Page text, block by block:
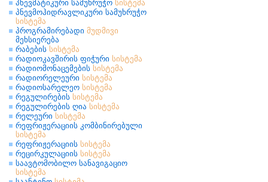
პნევმატიკური სამუხრუჭო სისტემა
პნევმოჰიდრავლიკური სამუხრუჭო
სისტემა
პროგრამირებადი მუდმივი
მეხსიერება
რაბების სისტემა
რადიოკავშირის ფიჭური სისტემა
რადიომონაცემების სისტემა
რადიორელეური სისტემა
რადიოსარელეო სისტემა
რეგულირების სისტემა
რეგულირების ღია სისტემა
რელეური სისტემა
რეფრიჟერაციის კომბინირებული
სისტემა
რეფრიჟერაციის სისტემა
რეცირკულაციის სისტემა
საავტომობილო სანავიგაციო
სისტემა